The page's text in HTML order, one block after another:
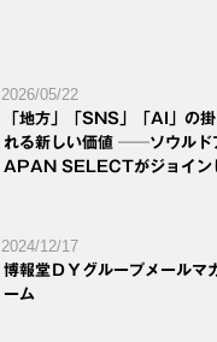
2026/05/22
「地方」「SNS」「AI」の
れる新しい価値 ──ソウルド
APAN SELECTがジョイン
2024/12/17
博報堂ＤＹグループメールマ
ーム